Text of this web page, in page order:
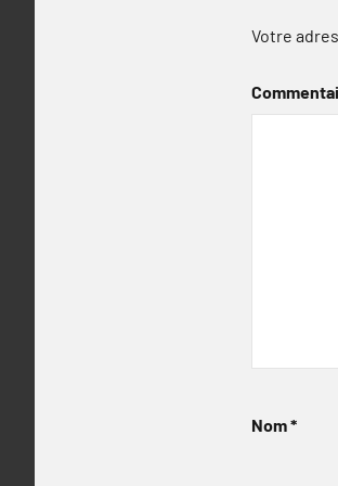
Votre
Nom*